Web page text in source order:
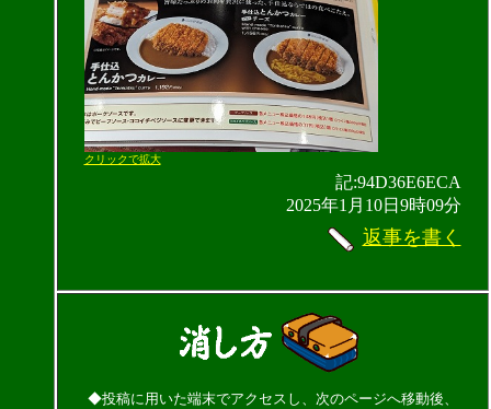
クリックで拡大
記:94D36E6ECA
2025年1月10日9時09分
返事を書く
◆投稿に用いた端末でアクセスし、次のページへ移動後、